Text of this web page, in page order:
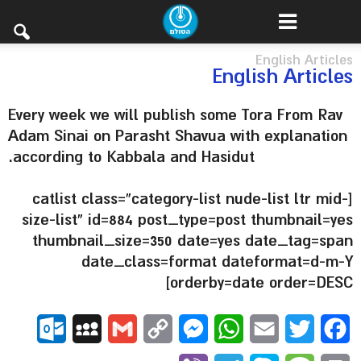
English Articles
English Articles
Every week we will publish some Tora From Rav
Adam Sinai on Parasht Shavua with explanation
according to Kabbala and Hasidut.
[catlist class=”category-list nude-list ltr mid-
size-list” id=884 post_type=post thumbnail=yes
thumbnail_size=350 date=yes date_tag=span
date_class=format dateformat=d-m-Y
orderby=date order=DESC]
Facebook
Twitter
Email
WhatsApp
Messenger
Copy
Gmail
MySpace